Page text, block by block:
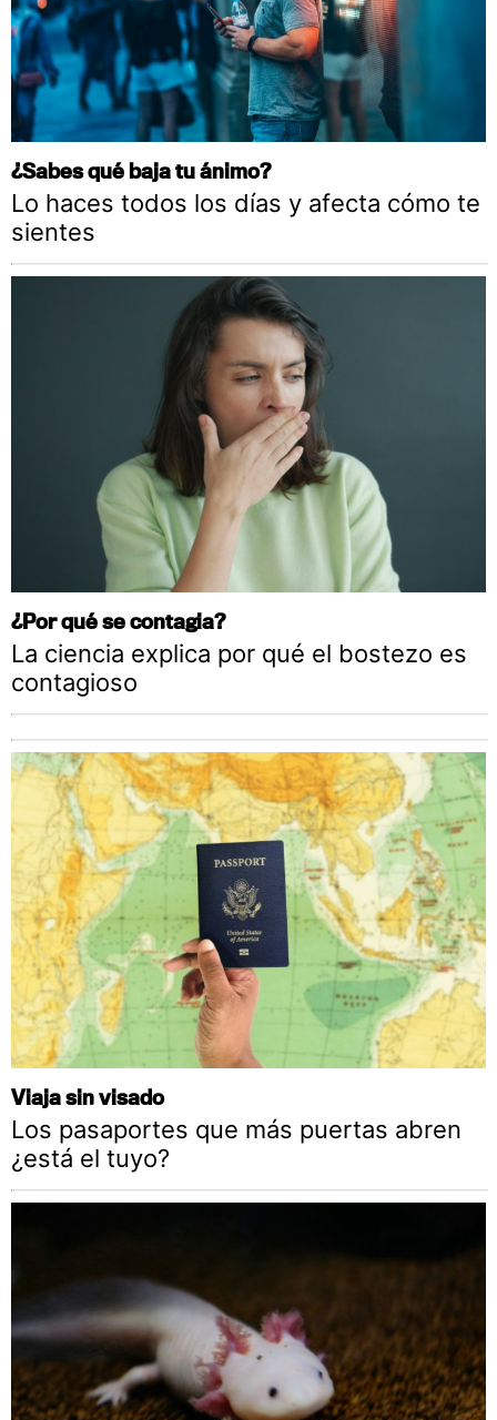
¿Sabes qué baja tu ánimo?
Lo haces todos los días y afecta cómo te
sientes
¿Por qué se contagia?
La ciencia explica por qué el bostezo es
contagioso
Viaja sin visado
Los pasaportes que más puertas abren
¿está el tuyo?